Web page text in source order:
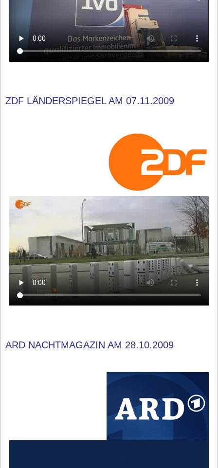
ZDF LÄNDERSPIEGEL AM 07.11.2009
ARD NACHTMAGAZIN AM 28.10.2009